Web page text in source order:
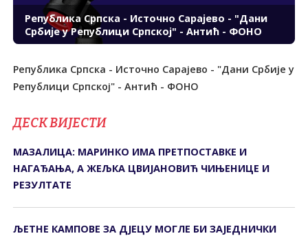
Република Српска - Источно Сарајево - "Дани
Србије у Републици Српској" - Антић - ФОНО
Република Српска - Источно Сарајево - "Дани Србије у
Републици Српској" - Антић - ФОНО
ДЕСК ВИЈЕСТИ
МАЗАЛИЦА: МАРИНКО ИМА ПРЕТПОСТАВКЕ И
НАГАЂАЊА, А ЖЕЉКА ЦВИЈАНОВИЋ ЧИЊЕНИЦЕ И
РЕЗУЛТАТЕ
ЉЕТНЕ КАМПОВЕ ЗА ДЈЕЦУ МОГЛЕ БИ ЗАЈЕДНИЧКИ